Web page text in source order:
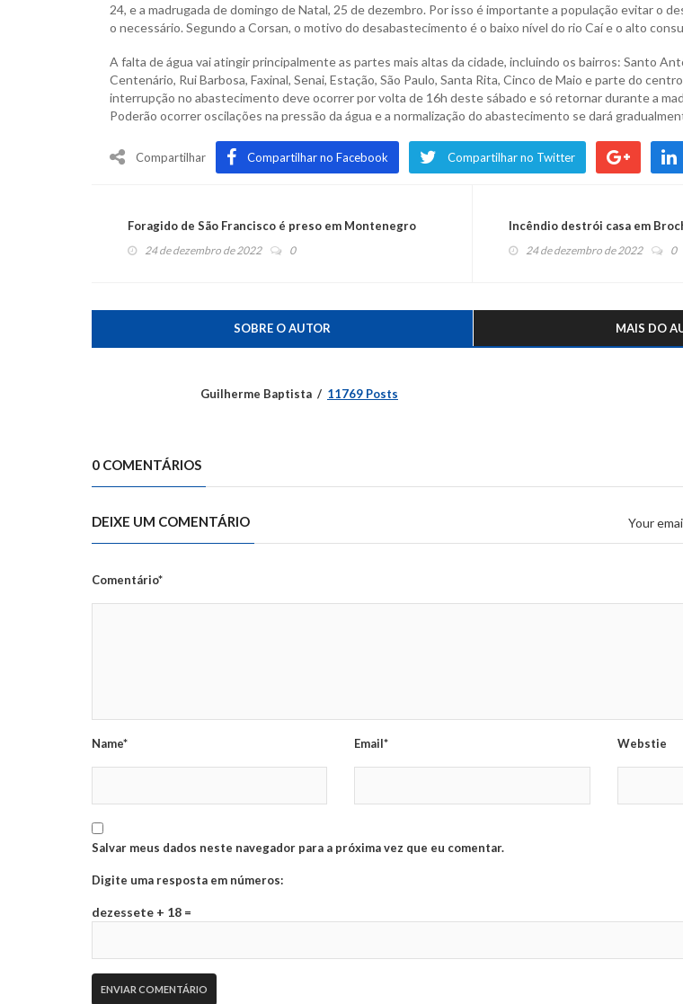
24, e a madrugada de domingo de Natal, 25 de dezembro. Por isso é importante a população evitar o
o necessário. Segundo a Corsan, o motivo do desabastecimento é o baixo nível do rio Caí e o alto
A falta de água vai atingir principalmente as partes mais altas da cidade, incluindo os bairros: Santo
Centenário, Rui Barbosa, Faxinal, Senai, Estação, São Paulo, Santa Rita, Cinco de Maio e parte do
interrupção no abastecimento deve ocorrer por volta de 16h deste sábado e só retornar durante a
Poderão ocorrer oscilações na pressão da água e a normalização do abastecimento se dará
Compartilhar Compartilhar no Facebook Compartilhar no Twitter
Foragido de São Francisco é preso em Montenegro
24 de dezembro de 2022 0
Incêndio destrói casa em
24 de dezembro de 2022 0
SOBRE O AUTOR MAIS DO
Guilherme Baptista 11769 Posts
0 COMENTÁRIOS
DEIXE UM COMENTÁRIO Your
Comentário*
Name* Email* Webstie
Salvar meus dados neste navegador para a próxima vez que eu comentar.
Digite uma resposta em números:
dezessete + 18 =